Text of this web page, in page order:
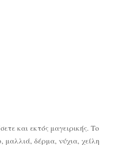
και εκτός μαγειρικής. Το
μαλλιά, δέρμα, νύχια, χείλη